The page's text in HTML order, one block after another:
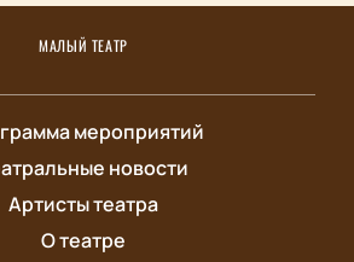
МАЛЫЙ ТЕАТР
мероприятий
новости
Артисты театра
О театре